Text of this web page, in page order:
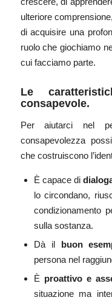
ulteriore
di acquisire una
ruolo che giochiamo
cui facciamo parte.
Le
consapevole.
Per aiutarci nel
consapevolezza
che costruiscono
È capace di
lo circondano,
condizionamento
sulla sostanza.
Dà il buon
persona nel
È proattivo e
situazione ma